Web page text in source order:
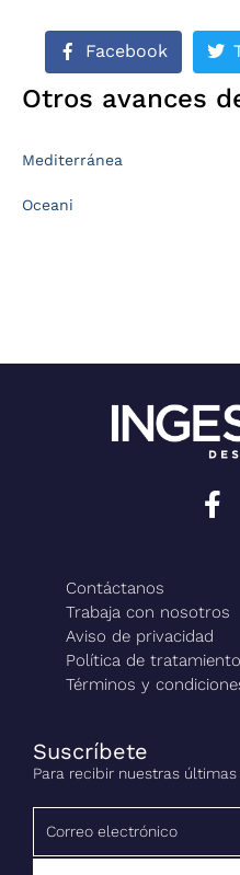
Facebook
Otros avances
Mediterránea
Oceani
Contáctanos
Trabaja con nosotros
Aviso de privacidad
Política de
Términos y
Suscríbete
Para recibir nuestras